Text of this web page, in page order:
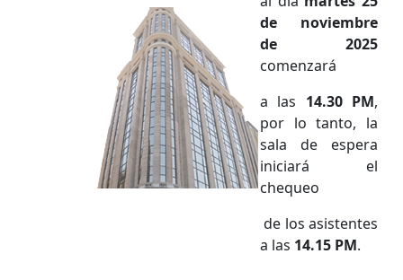
de noviembre
de 2025
comenzará
a las 14.30 PM,
por lo tanto, la
sala de espera
iniciará el
chequeo
de los asistentes
a las 14.15 PM.